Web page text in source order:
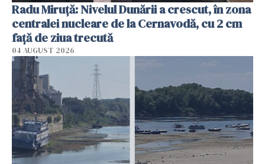
Radu Miruţă: Nivelul Dunării a crescut, în zona
centralei nucleare de la Cernavodă, cu 2 cm
faţă de ziua trecută
04 AUGUST 2026